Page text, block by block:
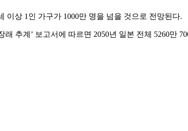
이상 1인 가구가 1000만 명을 넘을 것으로 전망된다.
추계’ 보고서에 따르면 2050년 일본 전체 5260만